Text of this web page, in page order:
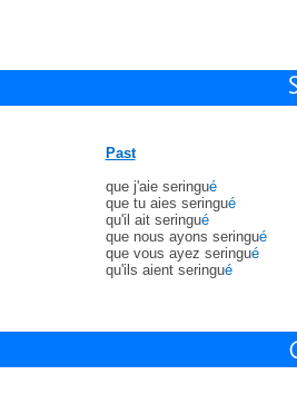
Past
que j'aie seringué
que tu aies seringué
qu'il ait seringué
que nous ayons seringué
que vous ayez seringué
qu'ils aient seringué